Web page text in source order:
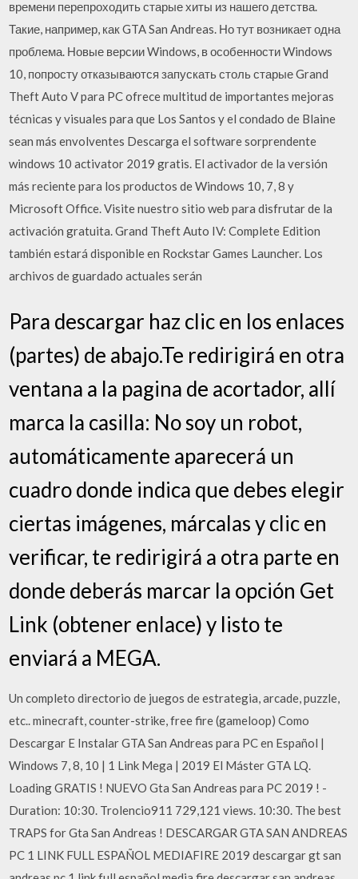
времени перепроходить старые хиты из нашего детства.
Такие, например, как GTA San Andreas. Но тут возникает одна
проблема. Новые версии Windows, в особенности Windows
10, попросту отказываются запускать столь старые Grand
Theft Auto V para PC ofrece multitud de importantes mejoras
técnicas y visuales para que Los Santos y el condado de Blaine
sean más envolventes Descarga el software sorprendente
windows 10 activator 2019 gratis. El activador de la versión
más reciente para los productos de Windows 10, 7, 8 y
Microsoft Office. Visite nuestro sitio web para disfrutar de la
activación gratuita. Grand Theft Auto IV: Complete Edition
también estará disponible en Rockstar Games Launcher. Los
archivos de guardado actuales serán
Para descargar haz clic en los enlaces
(partes) de abajo.Te redirigirá en otra
ventana a la pagina de acortador, allí
marca la casilla: No soy un robot,
automáticamente aparecerá un
cuadro donde indica que debes elegir
ciertas imágenes, márcalas y clic en
verificar, te redirigirá a otra parte en
donde deberás marcar la opción Get
Link (obtener enlace) y listo te
enviará a MEGA.
Un completo directorio de juegos de estrategia, arcade, puzzle,
etc.. minecraft, counter-strike, free fire (gameloop) Como
Descargar E Instalar GTA San Andreas para PC en Español |
Windows 7, 8, 10 | 1 Link Mega | 2019 El Máster GTA LQ.
Loading GRATIS ! NUEVO Gta San Andreas para PC 2019 ! -
Duration: 10:30. Trolencio911 729,121 views. 10:30. The best
TRAPS for Gta San Andreas ! DESCARGAR GTA SAN ANDREAS
PC 1 LINK FULL ESPAÑOL MEDIAFIRE 2019 descargar gt san